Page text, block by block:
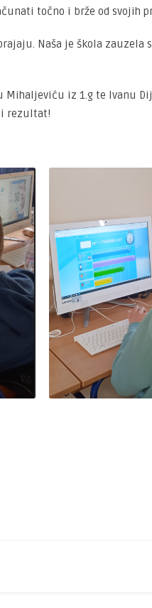
točno i brže od svojih
Naša je škola zauzela
iz 1.g te Ivanu
rezultat!